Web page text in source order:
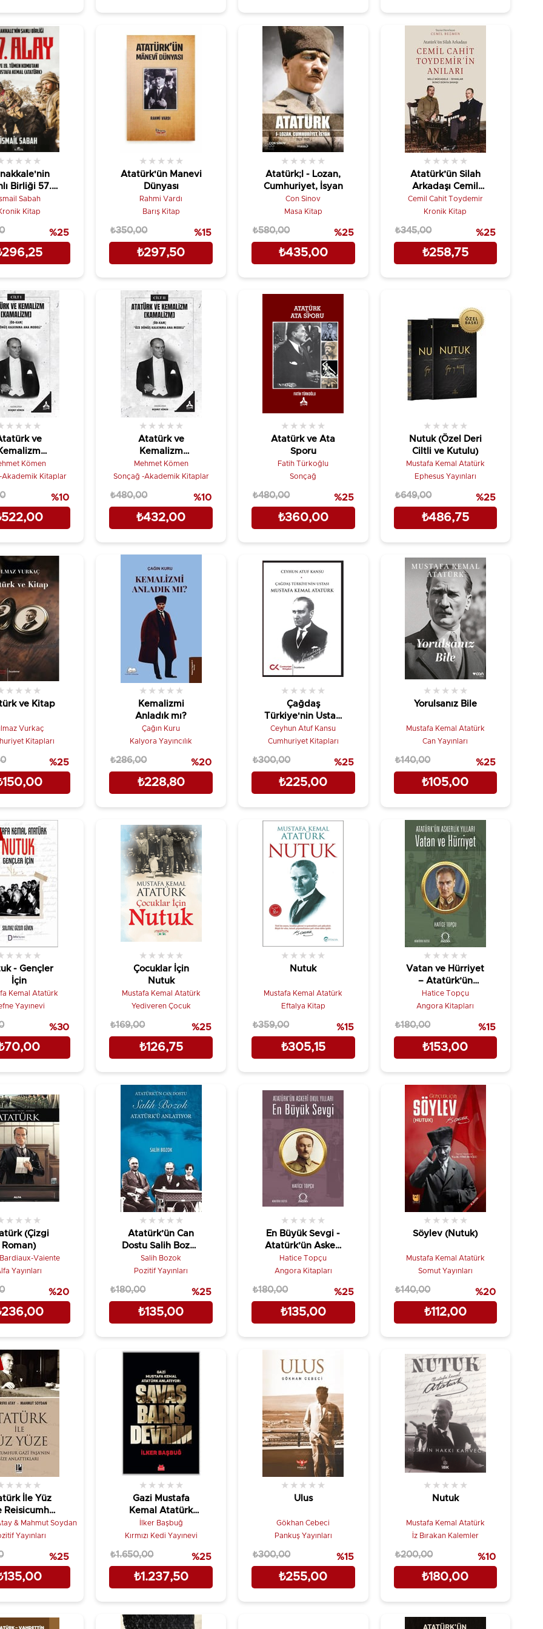
Birliği 57.
ve 19. Tümen
Mustafa
★ ★ ★ ★
Sabah
Kitap
%25
Atatürk'ün Manevi
Dünyası
★ ★ ★ ★ ★
Rahmi Vardı
Barış Kitap
₺297,50
₺350,00 %15
Atatürk;I - Lozan,
Cumhuriyet, İsyan
★ ★ ★ ★ ★
Con Sinov
Masa Kitap
₺435,00
₺580,00 %25
Atatürk’ün Silah
Arkadaşı Cemil
Cahit Toydemir’in
Anıları
★ ★ ★ ★ ★
Cemil Cahit Toydemir
Kronik Kitap
₺258,75
₺345,00 %25
ve
I
★ ★ ★ ★
Kömen
Akademik Kitaplar
%10
Atatürk ve
Kemalizm
[Kamalizm] II
★ ★ ★ ★ ★
Mehmet Kömen
Sonçağ -Akademik Kitaplar
₺432,00
₺480,00 %10
Atatürk ve Ata
Sporu
★ ★ ★ ★ ★
Fatih Türkoğlu
Sonçağ
₺360,00
₺480,00 %25
Nutuk (Özel Deri
Ciltli ve Kutulu)
★ ★ ★ ★ ★
Mustafa Kemal Atatürk
Ephesus Yayınları
₺486,75
₺649,00 %25
ve Kitap
★ ★ ★ ★
Vurkaç
Kitapları
%25
Kemalizmi
Anladık mı?
★ ★ ★ ★ ★
Çağın Kuru
Kalyora Yayıncılık
₺228,80
₺286,00 %20
Çağdaş
Türkiye'nin Ustası
Mustafa Kemal
Atatürk
★ ★ ★ ★ ★
Ceyhun Atuf Kansu
Cumhuriyet Kitapları
₺225,00
₺300,00 %25
Yorulsanız Bile
★ ★ ★ ★ ★
Mustafa Kemal Atatürk
Can Yayınları
₺105,00
₺140,00 %25
- Gençler
İçin
★ ★ ★ ★
Kemal Atatürk
Yayınevi
%30
Çocuklar İçin
Nutuk
★ ★ ★ ★ ★
Mustafa Kemal Atatürk
Yediveren Çocuk
₺126,75
₺169,00 %25
Nutuk
★ ★ ★ ★ ★
Mustafa Kemal Atatürk
Eftalya Kitap
₺305,15
₺359,00 %15
Vatan ve Hürriyet
– Atatürk’ün
Askerlik Yılları
★ ★ ★ ★ ★
Hatice Topçu
Angora Kitapları
₺153,00
₺180,00 %15
(Çizgi
Roman)
★ ★ ★ ★
Vaiente
Yayınları
%20
Atatürk’ün Can
Dostu Salih Bozok
Atatürk’ü
Anlatıyor
★ ★ ★ ★ ★
Salih Bozok
Pozitif Yayınları
₺135,00
₺180,00 %25
En Büyük Sevgi -
Atatürk’ün Askeri
Okul Yılları
★ ★ ★ ★ ★
Hatice Topçu
Angora Kitapları
₺135,00
₺180,00 %25
Söylev (Nutuk)
★ ★ ★ ★ ★
Mustafa Kemal Atatürk
Somut Yayınları
₺112,00
₺140,00 %20
İle Yüz
Reisicumhur
Bize
★ ★ ★ ★
& Mahmut Soydan
Yayınları
%25
Gazi Mustafa
Kemal Atatürk
Anlatıyor: Savaş
Barış Devrim
★ ★ ★ ★ ★
İlker Başbuğ
Kırmızı Kedi Yayınevi
₺1.237,50
₺1.650,00 %25
Ulus
★ ★ ★ ★ ★
Gökhan Cebeci
Pankuş Yayınları
₺255,00
₺300,00 %15
Nutuk
★ ★ ★ ★ ★
Mustafa Kemal Atatürk
İz Bırakan Kalemler
₺180,00
₺200,00 %10